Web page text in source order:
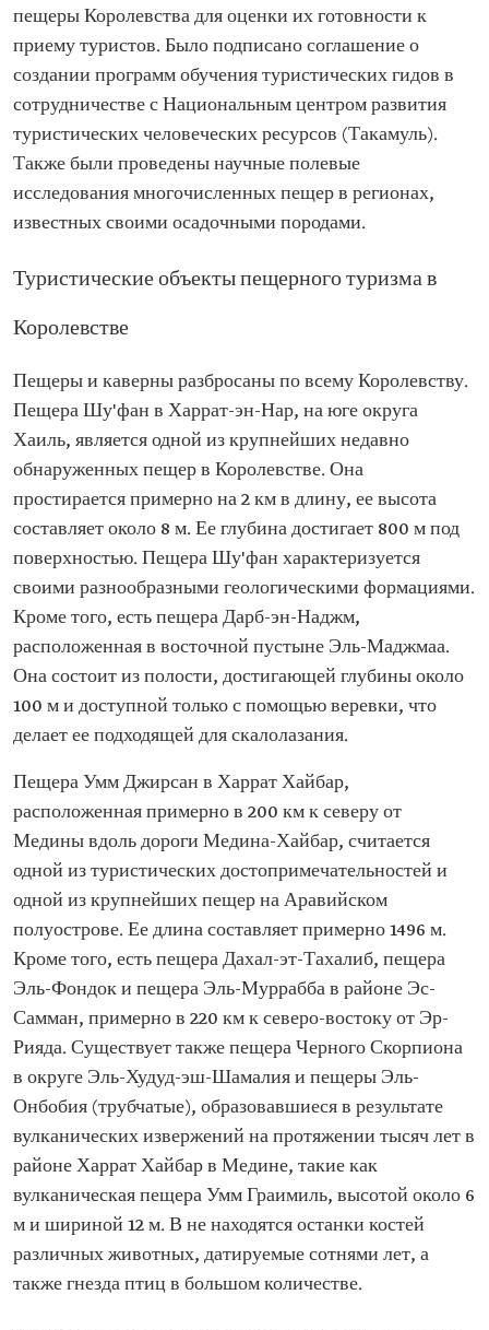
пещеры Королевства для оценки их готовности к
приему туристов. Было подписано соглашение о
создании программ обучения туристических гидов в
сотрудничестве с Национальным центром развития
туристических человеческих ресурсов (Такамуль).
Также были проведены научные полевые
исследования многочисленных пещер в регионах,
известных своими осадочными породами.
Туристические объекты пещерного туризма в
Королевстве
Пещеры и каверны разбросаны по всему Королевству.
Пещера Шу'фан в Харрат-эн-Нар, на юге округа
Хаиль, является одной из крупнейших недавно
обнаруженных пещер в Королевстве. Она
простирается примерно на 2 км в длину, ее высота
составляет около 8 м. Ее глубина достигает 800 м под
поверхностью. Пещера Шу'фан характеризуется
своими разнообразными геологическими формациями.
Кроме того, есть пещера Дарб-эн-Наджм,
расположенная в восточной пустыне Эль-Маджмаа.
Она состоит из полости, достигающей глубины около
100 м и доступной только с помощью веревки, что
делает ее подходящей для скалолазания.
Пещера Умм Джирсан в Харрат Хайбар,
расположенная примерно в 200 км к северу от
Медины вдоль дороги Медина-Хайбар, считается
одной из туристических достопримечательностей и
одной из крупнейших пещер на Аравийском
полуострове. Ее длина составляет примерно 1496 м.
Кроме того, есть пещера Дахал-эт-Тахалиб, пещера
Эль-Фондок и пещера Эль-Муррабба в районе Эс-
Самман, примерно в 220 км к северо-востоку от Эр-
Рияда. Существует также пещера Черного Скорпиона
в округе Эль-Худуд-эш-Шамалия и пещеры Эль-
Онбобия (трубчатые), образовавшиеся в результате
вулканических извержений на протяжении тысяч лет в
районе Харрат Хайбар в Медине, такие как
вулканическая пещера Умм Граимиль, высотой около 6
м и шириной 12 м. В не находятся останки костей
различных животных, датируемые сотнями лет, а
также гнезда птиц в большом количестве.